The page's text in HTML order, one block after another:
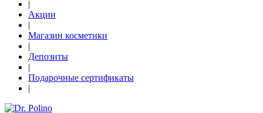
|
Акции
|
Магазин косметики
|
Депозиты
|
Подарочные сертификаты
|